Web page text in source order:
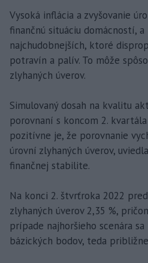
Vysoká inflácia a zvyšovanie
finančnú situáciu domácností,
najchudobnejších, ktoré
potravín a palív. To môže
zlyhaných úverov.
Simulovaný dosah na kvalitu
porovnaní s koncom 2.
pozitívne je, že porovnanie
úrovní zlyhaných úverov,
finančnej stabilite.
Na konci 2. štvrťroka 2022
zlyhaných úverov 2,35 %,
prípade najhoršieho scenára
bázických bodov, teda